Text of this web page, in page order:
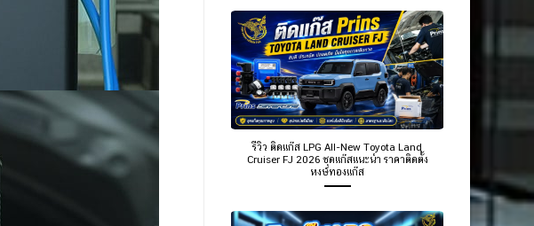
รีวิว ติดแก๊ส LPG All-New Toyota Land
Cruiser FJ 2026 ชุดแก๊สแนะนำ ราคาติดตั้ง
หงษ์ทองแก๊ส